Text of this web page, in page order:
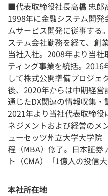
■代表取締役社長高橋 忠郎
1998年に金融システム開
ムサービス開発に従事する
ステム会社勤務を経て、創
当社入社。2008年より当
ティング事業を統括。2016
して株式公開準備プロジェ
後、2020年からは中期経営
通じたDX関連の情報収集・
2021年より当社代表取締役
ネジメントおよび経営のメ
ューセッツ州立大学大学院
程（MBA）修了。日本証券
ト（CMA）「1億人の投信
本社所在地